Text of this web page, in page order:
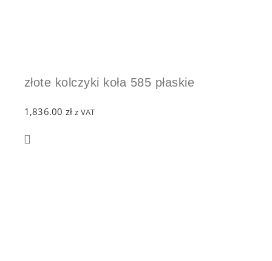
złote kolczyki koła 585 płaskie
1,836.00 zł z VAT